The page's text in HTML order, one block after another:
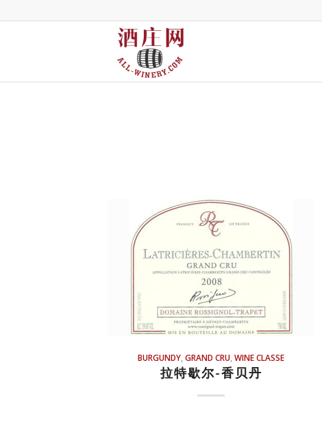
BURGUNDY ,GRAND CRU ,WINE CLASSE
拉特歇尔-香贝丹